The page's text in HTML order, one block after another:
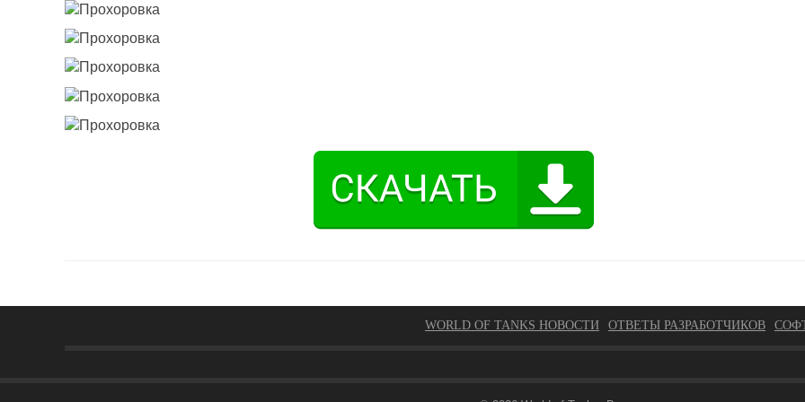
WORLD OF TANKS НОВОСТИ ОТВЕТЫ РАЗРАБОТЧИКОВ